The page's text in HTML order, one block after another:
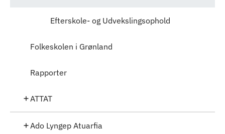
Efterskole- og Udvekslingsophold
Folkeskolen i Grønland
Rapporter
ATTAT
Ado Lyngep Atuarfia